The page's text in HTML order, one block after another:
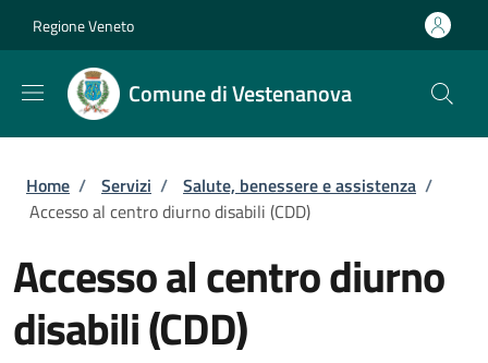
Regione Veneto
Comune di Vestenanova
Briciole di pane
Home / Servizi / Salute, benessere e assistenza /
Accesso al centro diurno disabili (CDD)
Accesso al centro diurno
disabili (CDD)